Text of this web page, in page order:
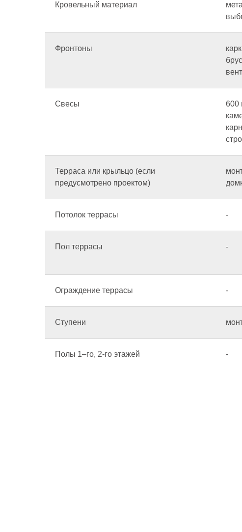
Кровельный материал
Фронтоны
Свесы
600
Терраса или крыльцо (если
предусмотрено проектом)
Потолок террасы -
Пол террасы -
Ограждение террасы -
Ступени
Полы 1–го, 2-го этажей -